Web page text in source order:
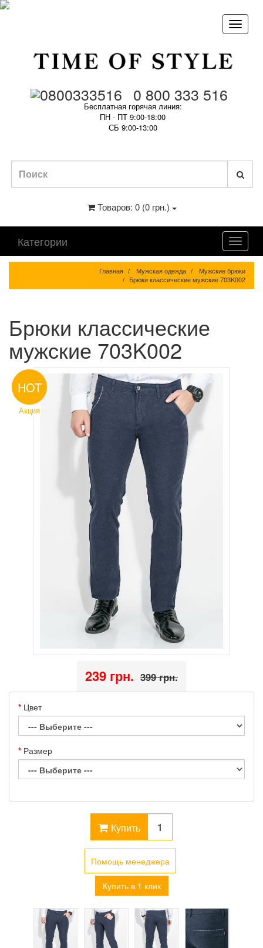
0 800 333 516
Бесплатная горячая линия:
ПН - ПТ 9:00-18:00
СБ 9:00-13:00
Товаров: 0 (0 грн.)
Категории
Главная Мужская одежда
Мужские брюки
Брюки классические мужские 703K002
Брюки классические
мужские 703K002
HOT
Акция
239 грн. 399 грн.
Цвет
Размер
Купить
Помощь менеджера
Купить в 1 клик